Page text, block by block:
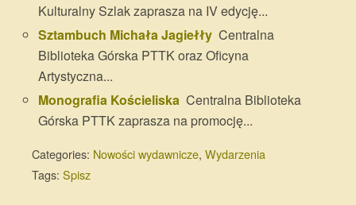
Kulturalny Szlak zaprasza na IV edycję...
Sztambuch Michała Jagiełły Centralna
Biblioteka Górska PTTK oraz Oficyna
Artystyczna...
Monografia Kościeliska Centralna Biblioteka
Górska PTTK zaprasza na promocję...
Categories: Nowości wydawnicze, Wydarzenia
Tags: Spisz